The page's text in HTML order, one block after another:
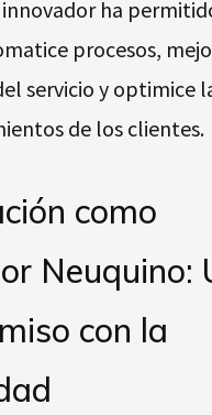
ha
procesos,
servicio y optimice
de los clientes.
como
Neuquino:
con la